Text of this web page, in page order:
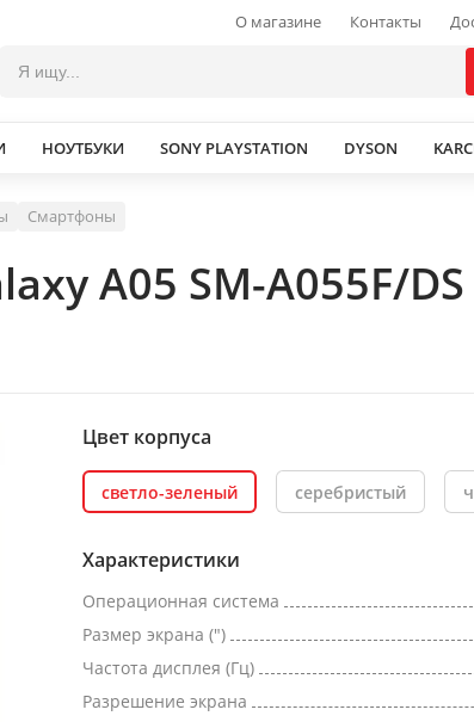
О магазине Контакты
НОУТБУКИ SONY PLAYSTATION DYSON
Смартфоны
A05 SM-A055F/
Цвет корпуса
светло-зеленый серебристый
Характеристики
Операционная система
Размер экрана (")
Частота дисплея (Гц)
Разрешение экрана